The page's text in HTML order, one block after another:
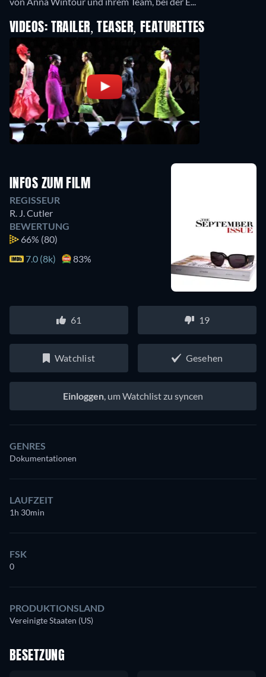
VIDEOS: TRAILER, TEASER, FEATURETTES
INFOS ZUM FILM
REGISSEUR
R. J. Cutler
BEWERTUNG
66% (80)
7.0 (8k)
83%
61 19
Watchlist Gesehen
Einloggen, um Watchlist zu syncen
GENRES
Dokumentationen
LAUFZEIT
1h 30min
FSK
0
PRODUKTIONSLAND
Vereinigte Staaten (US)
BESETZUNG